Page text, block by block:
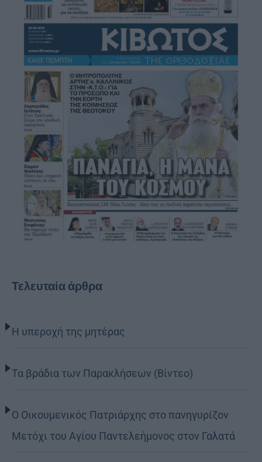
Τελευταία άρθρα
Η υπεροχή της μητέρας
Τα βράδια των Παρακλήσεων (Βίντεο)
Ο Οικουμενικός Πατριάρχης στο πανηγυρίζον
Μετόχι του Αγίου Παντελεήμονος στον Γαλατά